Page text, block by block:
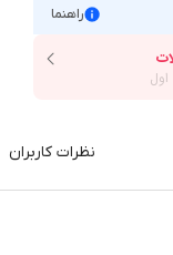
راهنما
نظرات کاربران